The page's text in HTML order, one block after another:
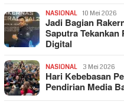
NASIONAL 10 Mei 2026
Jadi Bagian
Saputra
Digital
NASIONAL 3 Mei 2026
Hari Kebebasan
Pendirian Media